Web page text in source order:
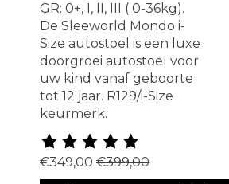
GR: 0+, I, II, III ( 0-36kg).
De Sleeworld Mondo i-
Size autostoel is een luxe
doorgroei autostoel voor
uw kind vanaf geboorte
tot 12 jaar. R129/i-Size
keurmerk.
De beoordeling van dit
€349,00 €399,00